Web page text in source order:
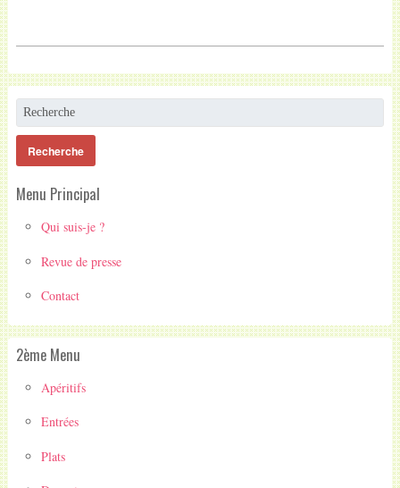
Menu Principal
Qui suis-je ?
Revue de presse
Contact
2ème Menu
Apéritifs
Entrées
Plats